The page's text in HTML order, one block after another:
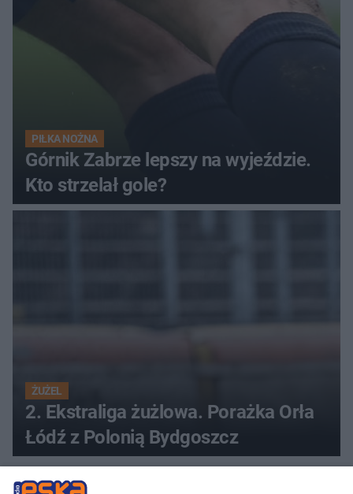
PIŁKA NOŻNA
Górnik Zabrze lepszy na wyjeździe.
Kto strzelał gole?
ŻUŻEL
2. Ekstraliga żużlowa. Porażka Orła
Łódź z Polonią Bydgoszcz
ZOBACZ WIĘCEJ